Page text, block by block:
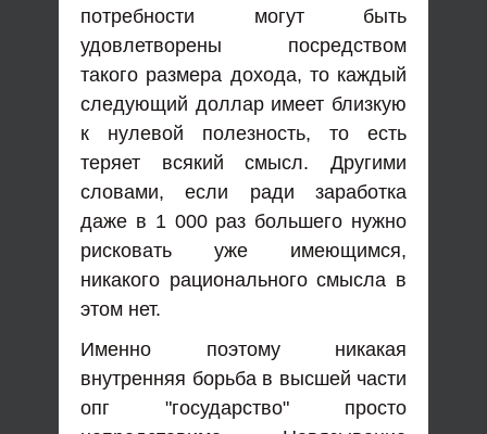
потребности могут быть
удовлетворены посредством
такого размера дохода, то каждый
следующий доллар имеет близкую
к нулевой полезность, то есть
теряет всякий смысл. Другими
словами, если ради заработка
даже в 1 000 раз большего нужно
рисковать уже имеющимся,
никакого рационального смысла в
этом нет.
Именно поэтому никакая
внутренняя борьба в высшей части
опг "государство" просто